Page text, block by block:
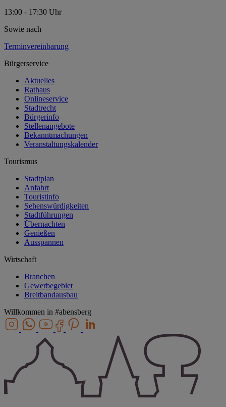
13:00 - 17:30 Uhr
Sowie nach
Terminvereinbarung
Bürgerservice
Aktuelles
Rathaus
Onlineservice
Stadtrecht
Bürgerinfo
Stellenangebote
Bekanntmachungen
Veranstaltungskalender
Tourismus
Stadtplan
Anfahrt
Touristinfo
Sehenswürdigkeiten
Stadtführungen
Übernachten
Genießen
Ausspannen
Wirtschaft
Branchen
Gewerbegebiet
Breitbandausbau
Willkommen in #abensberg